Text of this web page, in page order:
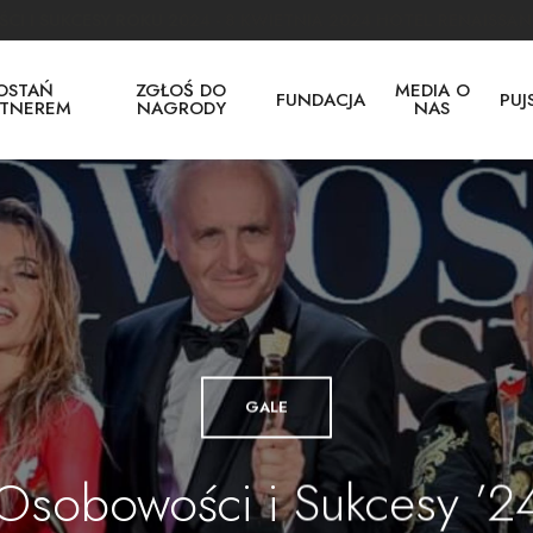
ZGŁOŚ DO
NAGRODY FUNDACJA MEDIA O
NAS
GALE
i Sukcesy